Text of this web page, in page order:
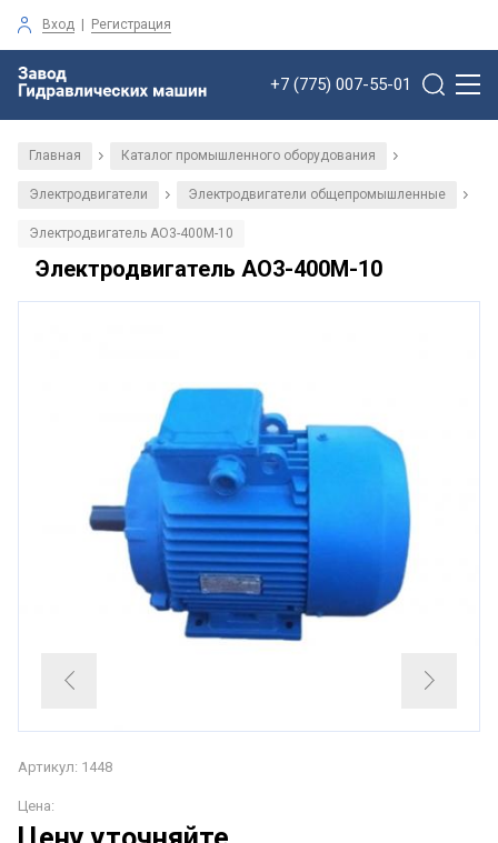
Вход | Регистрация
+7 (775) 007-55-01
Главная / Каталог промышленного оборудования /
Электродвигатели / Электродвигатели общепромышленные /
Электродвигатель АО3-400М-10
Электродвигатель АО3-400М-10
Артикул: 1448
Цена: